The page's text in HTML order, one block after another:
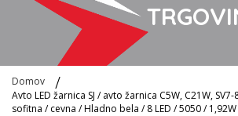
Domov
Avto LED žarnica SJ / avto žarnica C5W, C21W, SV7-
sofitna / cevna / Hladno bela / 8 LED / 5050 /